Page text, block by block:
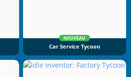
NOUVEAU
Car Service Tycoon